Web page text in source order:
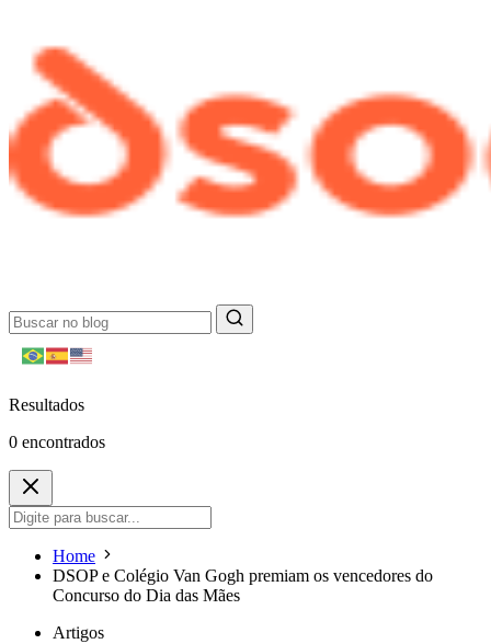
Resultados
0 encontrados
Home
DSOP e Colégio Van Gogh premiam os vencedores do
Concurso do Dia das Mães
Artigos